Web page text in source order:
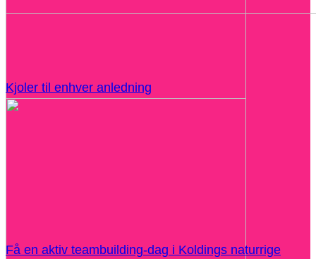
Kjoler til enhver anledning
Få en aktiv teambuilding-dag i Koldings naturrige